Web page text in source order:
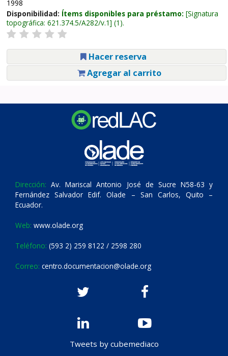
1998
Disponibilidad: Ítems disponibles para préstamo: Signatura
topográfica: 621.374.5/A282/v.1 (1).
Hacer reserva
Agregar al carrito
Dirección: Av. Mariscal Antonio José de Sucre N58-63 y
Fernández Salvador Edif. Olade – San Carlos, Quito –
Ecuador.
Web: www.olade.org
Teléfono: (593 2) 259 8122 / 2598 280
Correo: centro.documentacion@olade.org
Tweets by cubemediaco